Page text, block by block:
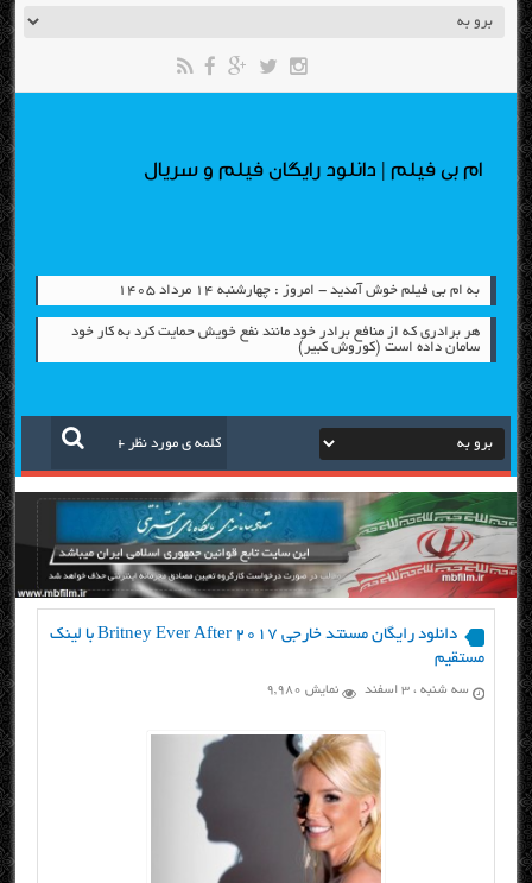
ام بی فیلم | دانلود رایگان فیلم و سریال
به ام بی فیلم خوش آمدید - امروز : چهارشنبه ۱۴ مرداد ۱۴۰۵
هر برادری که از منافع برادر خود مانند نفع خویش حمایت کرد به کار خود
سامان داده است (کوروش کبیر)
دانلود رایگان مسنتد خارجی Britney Ever After 2017 با لینک
مستقیم
سه شنبه ، ۳ اسفند نمایش 9,980